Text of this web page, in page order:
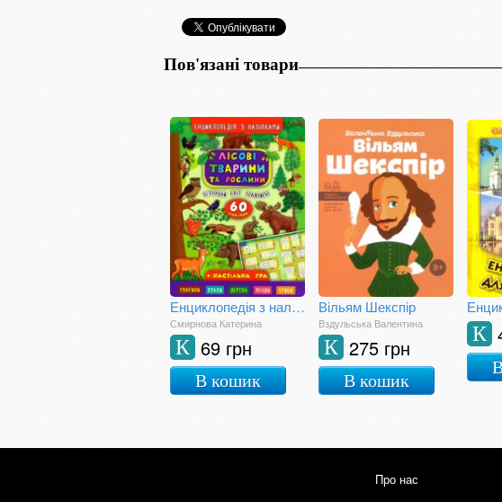
Пов'язані товари
Енциклопедія з наліпками. Лісові тварини та рослини. (+ настільна гра)
Смирнова Катерина
69 грн
К
В кошик
Вільям Шекспір
Вздульська Валентина
275 грн
К
В кошик
К
Про нас